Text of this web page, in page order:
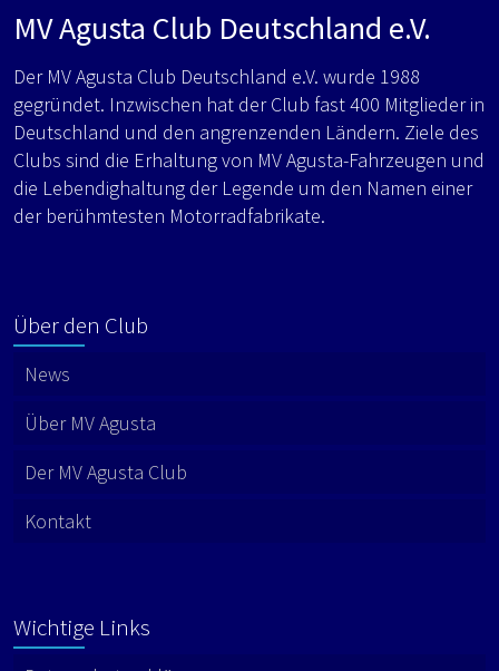
MV Agusta Club Deutschland e.V.
Der MV Agusta Club Deutschland e.V. wurde 1988
gegründet. Inzwischen hat der Club fast 400 Mitglieder in
Deutschland und den angrenzenden Ländern. Ziele des
Clubs sind die Erhaltung von MV Agusta-Fahrzeugen und
die Lebendighaltung der Legende um den Namen einer
der berühmtesten Motorradfabrikate.
Über den Club
News
Über MV Agusta
Der MV Agusta Club
Kontakt
Wichtige Links